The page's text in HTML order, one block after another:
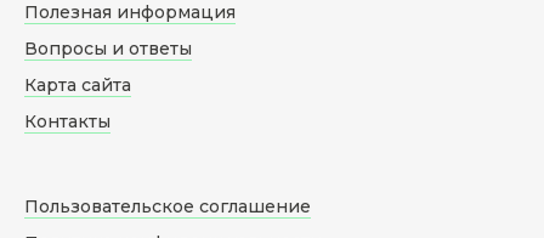
Полезная информация
Вопросы и ответы
Карта сайта
Контакты
Пользовательское соглашение